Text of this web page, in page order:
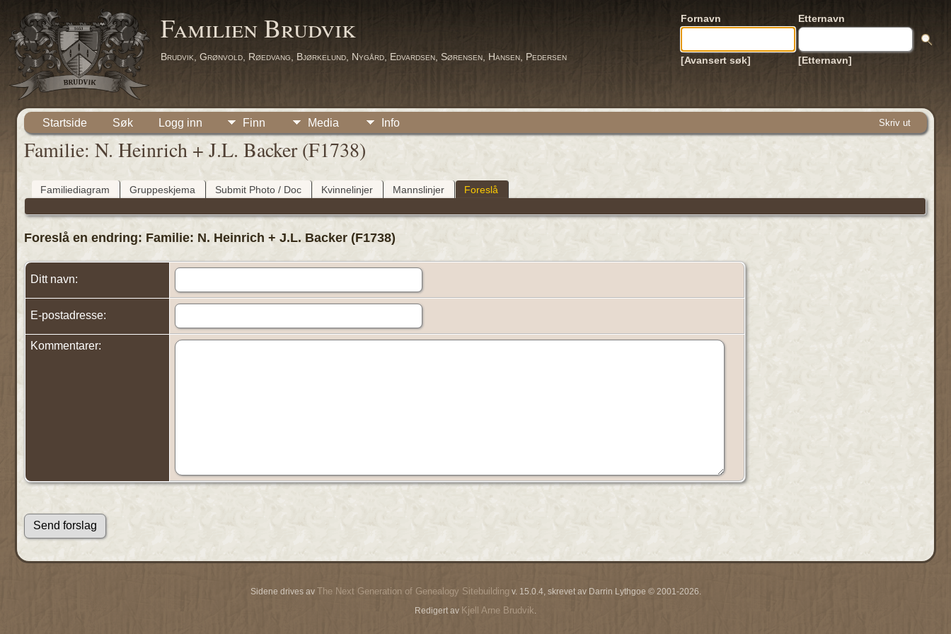
Familien Brudvik
Brudvik, Grønvold, Røedvang, Bjørkelund, Nygård, Edvardsen, Sørensen, Hansen, Pedersen
Fornavn Etternavn
[Avansert søk] [Etternavn]
Startside Søk Logg inn Finn Media Info Skriv ut
Familie: N. Heinrich + J.L. Backer (F1738)
Familiediagram Gruppeskjema Submit Photo / Doc Kvinnelinjer Mannslinjer Foreslå
Foreslå en endring: Familie: N. Heinrich + J.L. Backer (F1738)
Ditt navn:
E-postadresse:
Kommentarer:
Sidene drives av The Next Generation of Genealogy Sitebuilding v. 15.0.4, skrevet av Darrin Lythgoe © 2001-2026.
Redigert av Kjell Arne Brudvik